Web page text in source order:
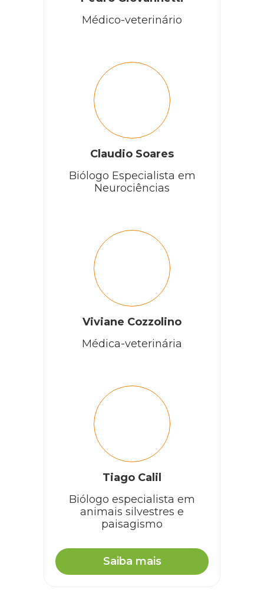
Médico-veterinário
Claudio Soares
Biólogo Especialista em
Neurociências
Viviane Cozzolino
Médica-veterinária
Tiago Calil
Biólogo especialista em
animais silvestres e
paisagismo
Saiba mais